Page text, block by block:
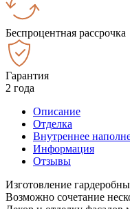
Беспроцентная рассрочка
Гарантия
2 года
Описание
Отделка
Внутреннее
Информация
Отзывы
Изготовление
Возможно сочетание